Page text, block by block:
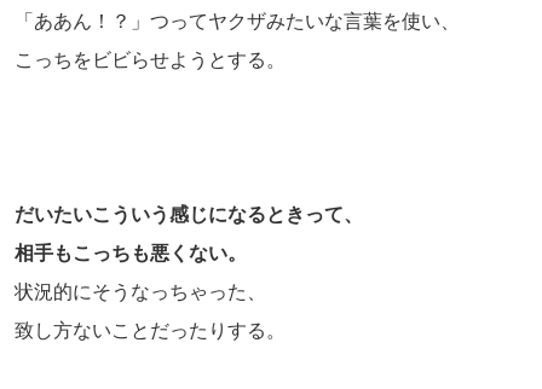
「ああん！？」つってヤクザみたいな言葉を使い、
こっちをビビらせようとする。
だいたいこういう感じになるときって、
相手もこっちも悪くない。
状況的にそうなっちゃった、
致し方ないことだったりする。